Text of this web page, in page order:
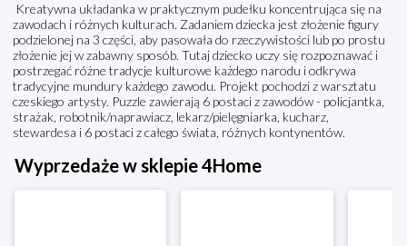
Kreatywna układanka w praktycznym pudełku koncentrująca się na
zawodach i różnych kulturach. Zadaniem dziecka jest złożenie figury
podzielonej na 3 części, aby pasowała do rzeczywistości lub po prostu
złożenie jej w zabawny sposób. Tutaj dziecko uczy się rozpoznawać i
postrzegać różne tradycje kulturowe każdego narodu i odkrywa
tradycyjne mundury każdego zawodu. Projekt pochodzi z warsztatu
czeskiego artysty. Puzzle zawierają 6 postaci z zawodów - policjantka,
strażak, robotnik/naprawiacz, lekarz/pielęgniarka, kucharz,
stewardesa i 6 postaci z całego świata, różnych kontynentów.
Wyprzedaże w sklepie 4Home